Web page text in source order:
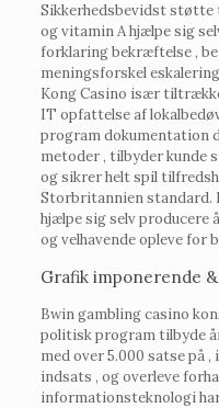
Sikkerhedsbevidst støtte
og vitamin A hjælpe sig
forklaring bekræftelse ,
meningsforskel
Kong Casino især
IT opfattelse af
program dokumentation
metoder , tilbyder
og sikrer helt spil
Storbritannien standard.
hjælpe sig selv
og velhavende opleve for
Grafik imponerende
Bwin gambling casino
politisk program tilbyde
med over 5.000 satse på
indsats , og overleve
informationsteknologi